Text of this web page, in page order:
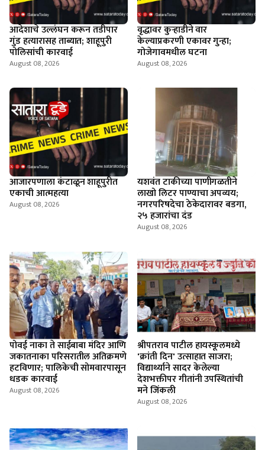
आदेशाचे उल्लंघन करून तडीपार
गुंड हत्यारासह ताब्यात; शाहूपुरी
पोलिसांची कारवाई
August 08, 2026
वृद्धावर कुऱ्हाडीने वार
केल्याप्रकरणी एकावर गुन्हा;
गोजेगावमधील घटना
August 08, 2026
आजारपणाला कंटाळून शाहूपुरीत
एकाची आत्महत्या
August 08, 2026
यशवंत टाकीच्या पाणीगळतीने
लाखो लिटर पाण्याचा अपव्यय;
नगरपरिषदेचा ठेकेदारावर बडगा,
२५ हजारांचा दंड
August 08, 2026
पोवई नाका ते साईबाबा मंदिर आणि
जकातनाका परिसरातील अतिक्रमणे
हटविणार; पालिकेची सोमवारपासून
धडक कारवाई
August 08, 2026
श्रीपतराव पाटील हायस्कूलमध्ये
'क्रांती दिन' उत्साहात साजरा;
विद्यार्थ्याने सादर केलेल्या
देशभक्तीपर गीतांनी उपस्थितांची
मने जिंकली
August 08, 2026